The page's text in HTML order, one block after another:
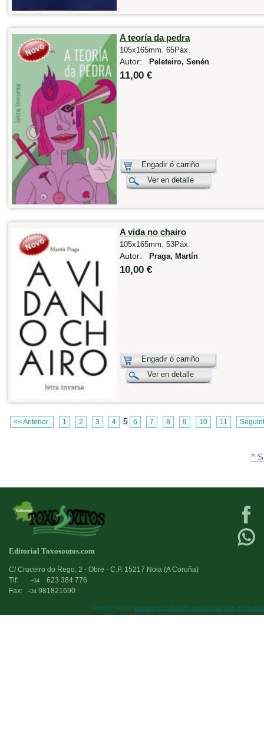
A teoría da pedra
105x165mm. 65Páx.
Autor: Peleteiro, Senén
11,00 €
Engadir ó carriño
Ver en detalle
A vida no chairo
105x165mm. 53Páx.
Autor: Praga, Martín
10,00 €
Engadir ó carriño
Ver en detalle
<< Anterior 1 2 3 4 5 6 7 8 9 10 11
^
Editorial Toxosoutos.com
C/ Cruceiro do Rego, 2 - Obre - C.P. 15217 Noia (A Coruña)
Tlf:
+34
623 384 776
Fax:
+34 981821690
Deseño web:-> kantaronet - Deseño de páxinas web en Galicia